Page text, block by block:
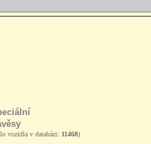
vozidla v databázi: 11468)